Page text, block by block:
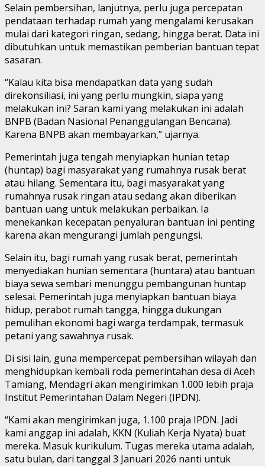
Selain pembersihan, lanjutnya, perlu juga percepatan
pendataan terhadap rumah yang mengalami kerusakan
mulai dari kategori ringan, sedang, hingga berat. Data ini
dibutuhkan untuk memastikan pemberian bantuan tepat
sasaran.
“Kalau kita bisa mendapatkan data yang sudah
direkonsiliasi, ini yang perlu mungkin, siapa yang
melakukan ini? Saran kami yang melakukan ini adalah
BNPB (Badan Nasional Penanggulangan Bencana).
Karena BNPB akan membayarkan,” ujarnya.
Pemerintah juga tengah menyiapkan hunian tetap
(huntap) bagi masyarakat yang rumahnya rusak berat
atau hilang. Sementara itu, bagi masyarakat yang
rumahnya rusak ringan atau sedang akan diberikan
bantuan uang untuk melakukan perbaikan. Ia
menekankan kecepatan penyaluran bantuan ini penting
karena akan mengurangi jumlah pengungsi.
Selain itu, bagi rumah yang rusak berat, pemerintah
menyediakan hunian sementara (huntara) atau bantuan
biaya sewa sembari menunggu pembangunan huntap
selesai. Pemerintah juga menyiapkan bantuan biaya
hidup, perabot rumah tangga, hingga dukungan
pemulihan ekonomi bagi warga terdampak, termasuk
petani yang sawahnya rusak.
Di sisi lain, guna mempercepat pembersihan wilayah dan
menghidupkan kembali roda pemerintahan desa di Aceh
Tamiang, Mendagri akan mengirimkan 1.000 lebih praja
Institut Pemerintahan Dalam Negeri (IPDN).
“Kami akan mengirimkan juga, 1.100 praja IPDN. Jadi
kami anggap ini adalah, KKN (Kuliah Kerja Nyata) buat
mereka. Masuk kurikulum. Tugas mereka utama adalah,
satu bulan, dari tanggal 3 Januari 2026 nanti untuk